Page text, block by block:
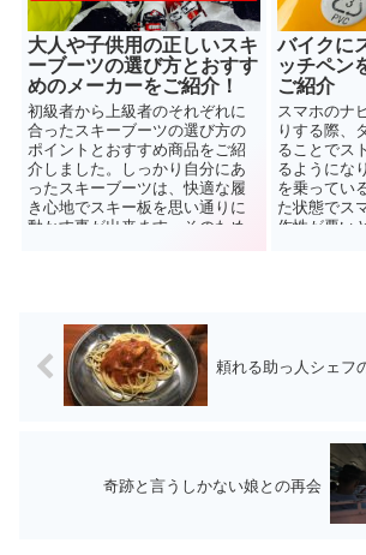
大人や子供用の正しいスキ
ーブーツの選び方とおすす
めのメーカーをご紹介！
初級者から上級者のそれぞれに
合ったスキーブーツの選び方の
ポイントとおすすめ商品をご紹
介しました。しっかり自分にあ
ったスキーブーツは、快適な履
き心地でスキー板を思い通りに
動かす事が出来ます。そのため
バイクに
ッチペン
ご紹介
スマホのナ
りする際、
ることでス
るようにな
を乗ってい
た状態でス
作性が悪い
頼れる助っ人シェフ
奇跡と言うしかない娘との再会